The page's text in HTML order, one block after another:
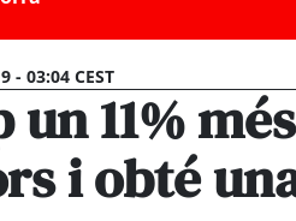
- 03:04 CEST
11% més
i obté